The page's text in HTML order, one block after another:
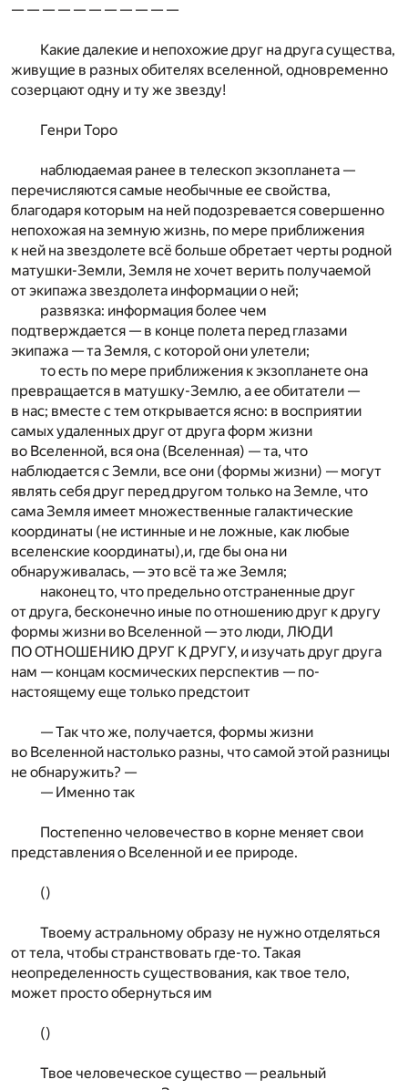
— — — — — — — — — — —
Какие далекие и непохожие друг на друга существа,
живущие в разных обителях вселенной, одновременно
созерцают одну и ту же звезду!
Генри Торо
наблюдаемая ранее в телескоп экзопланета —
перечисляются самые необычные ее свойства,
благодаря которым на ней подозревается совершенно
непохожая на земную жизнь, по мере приближения
к ней на звездолете всё больше обретает черты родной
матушки-Земли, Земля не хочет верить получаемой
от экипажа звездолета информации о ней;
развязка: информация более чем
подтверждается — в конце полета перед глазами
экипажа — та Земля, с которой они улетели;
то есть по мере приближения к экзопланете она
превращается в матушку-Землю, а ее обитатели —
в нас; вместе с тем открывается ясно: в восприятии
самых удаленных друг от друга форм жизни
во Вселенной, вся она (Вселенная) — та, что
наблюдается с Земли, все они (формы жизни) — могут
являть себя друг перед другом только на Земле, что
сама Земля имеет множественные галактические
координаты (не истинные и не ложные, как любые
вселенские координаты),и, где бы она ни
обнаруживалась, — это всё та же Земля;
наконец то, что предельно отстраненные друг
от друга, бесконечно иные по отношению друг к другу
формы жизни во Вселенной — это люди, ЛЮДИ
ПО ОТНОШЕНИЮ ДРУГ К ДРУГУ, и изучать друг друга
нам — концам космических перспектив — по-
настоящему еще только предстоит
— Так что же, получается, формы жизни
во Вселенной настолько разны, что самой этой разницы
не обнаружить? —
— Именно так
Постепенно человечество в корне меняет свои
представления о Вселенной и ее природе.
()
Твоему астральному образу не нужно отделяться
от тела, чтобы странствовать где-то. Такая
неопределенность существования, как твое тело,
может просто обернуться им
()
Твое человеческое существо — реальный